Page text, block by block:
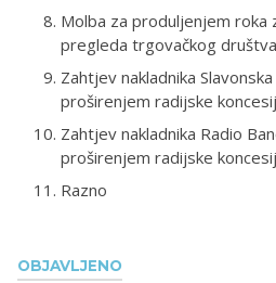
OBJAVLJENO
Molba za produljenjem roka
pregleda trgovačkog
Zahtjev nakladnika
proširenjem radijske
Zahtjev nakladnika Radio
proširenjem radijske
Razno